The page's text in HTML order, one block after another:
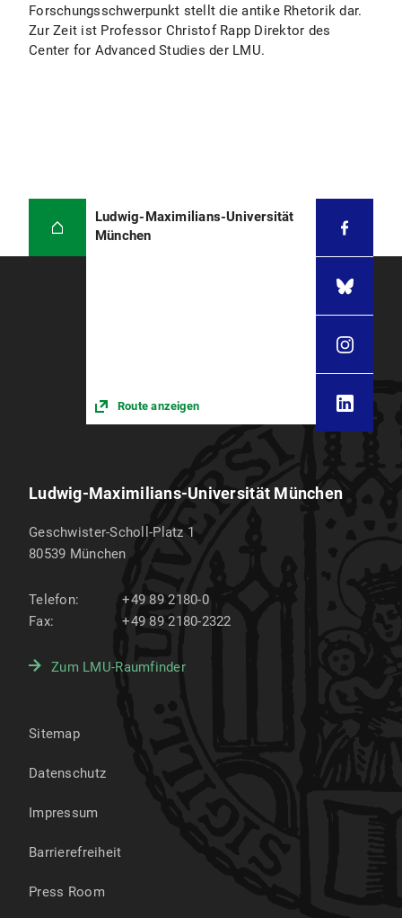
Forschungsschwerpunkt stellt die antike Rhetorik dar.
Zur Zeit ist Professor Christof Rapp Direktor des
Center for Advanced Studies der LMU.
Ludwig-Maximilians-Universität
München
Route anzeigen
Ludwig-Maximilians-Universität München
Geschwister-Scholl-Platz 1
80539 München
Telefon:
+49 89 2180-0
Fax:
+49 89 2180-2322
Zum LMU-Raumfinder
Sitemap
Datenschutz
Impressum
Barrierefreiheit
Press Room